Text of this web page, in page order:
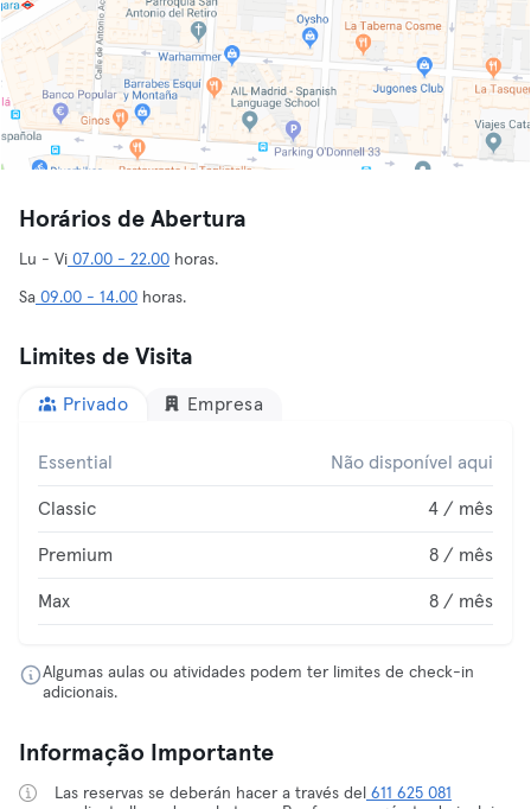
Horários de Abertura
Lu - Vi 07.00 - 22.00 horas.
Sa 09.00 - 14.00 horas.
Limites de Visita
Privado Empresa
Essential Não disponível aqui
Classic 4 / mês
Premium 8 / mês
Max 8 / mês
Algumas aulas ou atividades podem ter limites de check-in
adicionais.
Informação Importante
Las reservas se deberán hacer a través del 611 625 081